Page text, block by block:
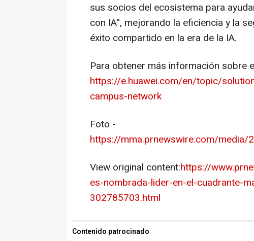
sus socios del ecosistema para
con IA", mejorando la eficiencia y la
éxito compartido en la era de la IA.
Para obtener más información sobre
https://e.huawei.com/en/topic/
campus-network
Foto -
https://mma.prnewswire.com/
View original content:https://
es-nombrada-lider-en-el-cuadrante-
302785703.html
Contenido patrocinado